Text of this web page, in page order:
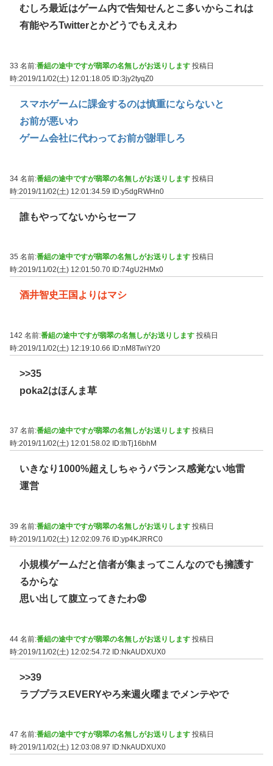
むしろ最近はゲーム内で告知せんとこ多いからこれは
有能やろTwitterとかどうでもええわ
33 名前:番組の途中ですが翡翠の名無しがお送りします 投稿日
時:2019/11/02(土) 12:01:18.05
ID:3jy2tyqZ0
スマホゲームに課金するのは慎重にならないと
お前が悪いわ
ゲーム会社に代わってお前が謝罪しろ
34 名前:番組の途中ですが翡翠の名無しがお送りします 投稿日
時:2019/11/02(土) 12:01:34.59 ID:y5dgRWHn0
誰もやってないからセーフ
35 名前:番組の途中ですが翡翠の名無しがお送りします 投稿日
時:2019/11/02(土) 12:01:50.70 ID:74gU2HMx0
酒井智史王国よりはマシ
142 名前:番組の途中ですが翡翠の名無しがお送りします 投稿日
時:2019/11/02(土) 12:19:10.66 ID:nM8TwiY20
>>35
poka2はほんま草
37 名前:番組の途中ですが翡翠の名無しがお送りします 投稿日
時:2019/11/02(土) 12:01:58.02
ID:lbTj16bhM
いきなり1000%超えしちゃうバランス感覚ない地雷
運営
39 名前:番組の途中ですが翡翠の名無しがお送りします 投稿日
時:2019/11/02(土) 12:02:09.76
ID:yp4KJRRC0
小規模ゲームだと信者が集まってこんなのでも擁護す
るからな
思い出して腹立ってきたわ😡
44 名前:番組の途中ですが翡翠の名無しがお送りします 投稿日
時:2019/11/02(土) 12:02:54.72 ID:NkAUDXUX0
>>39
ラブプラスEVERYやろ来週火曜までメンテやで
47 名前:番組の途中ですが翡翠の名無しがお送りします 投稿日
時:2019/11/02(土) 12:03:08.97
ID:NkAUDXUX0